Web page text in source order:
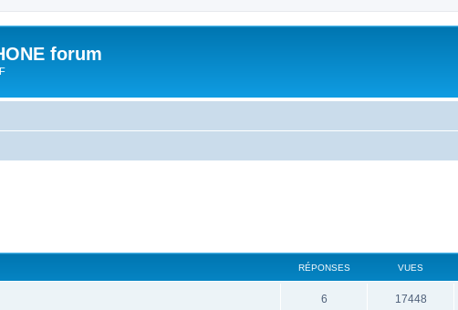
forum
RÉPONSES VUES
6 17448